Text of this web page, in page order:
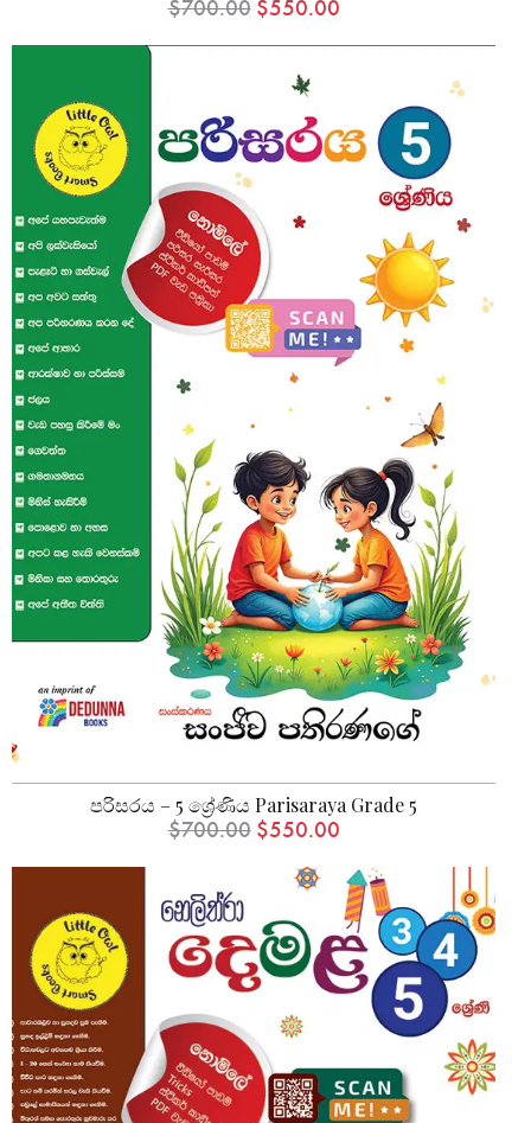
$700.00 $550.00
පරිසරය – 5 ශ්‍රේණිය Parisaraya Grade 5
$700.00 $550.00